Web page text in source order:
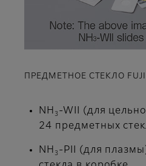
ПРЕДМЕТНОЕ СТЕКЛО FUJI
NH 3 -WII (для
24 предметных
NH 3 -PII (для